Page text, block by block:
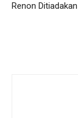
Renon